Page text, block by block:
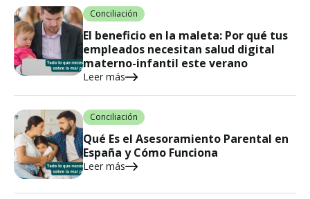
Conciliación
El beneficio en la maleta: Por qué tus
empleados necesitan salud digital
materno-infantil este verano
Leer más
Conciliación
Qué Es el Asesoramiento Parental en
España y Cómo Funciona
Leer más